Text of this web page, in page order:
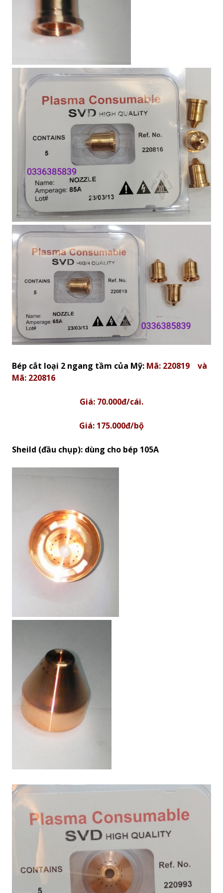
Bép cắt loại 2 ngang tầm của Mỹ: Mã: 220819 và
Mã: 220816
Giá: 70.000đ/cái.
Giá: 175.000đ/bộ
Sheild (đầu chụp): dùng cho bép 105A